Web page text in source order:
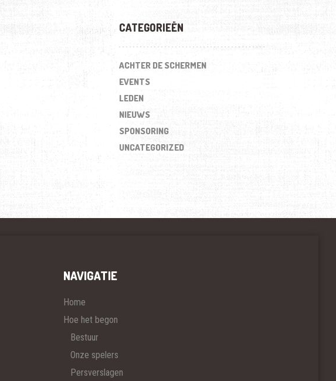
CATEGORIEËN
ACHTER DE SCHERMEN
EVENTS
LEDEN
NIEUWS
SPONSORING
UNCATEGORIZED
NAVIGATIE
Home
Hoe het begon
Bestuur
Onze spelers
Persverslagen